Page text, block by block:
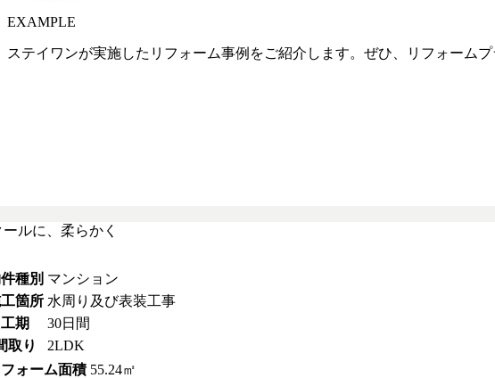
EXAMPLE
ステイワンが実施したリフォーム事例をご紹介します。ぜひ、リフォームプ
ールに、柔らかく
種別 マンション
箇所 水周り及び表装工事
期
30日間
取り
2LDK
ォーム面積 55.24㎡